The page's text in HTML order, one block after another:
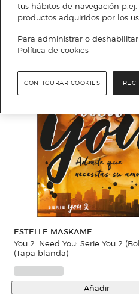
ESTELLE MASKAME
You 2. Need You: Serie You 2 (Bolsillo)
(Tapa blanda)
Añadir
tus hábitos de navegación
productos adquiridos por los
Para administrar o deshabilitar
Política de cookies
CONFIGURAR COOKIES